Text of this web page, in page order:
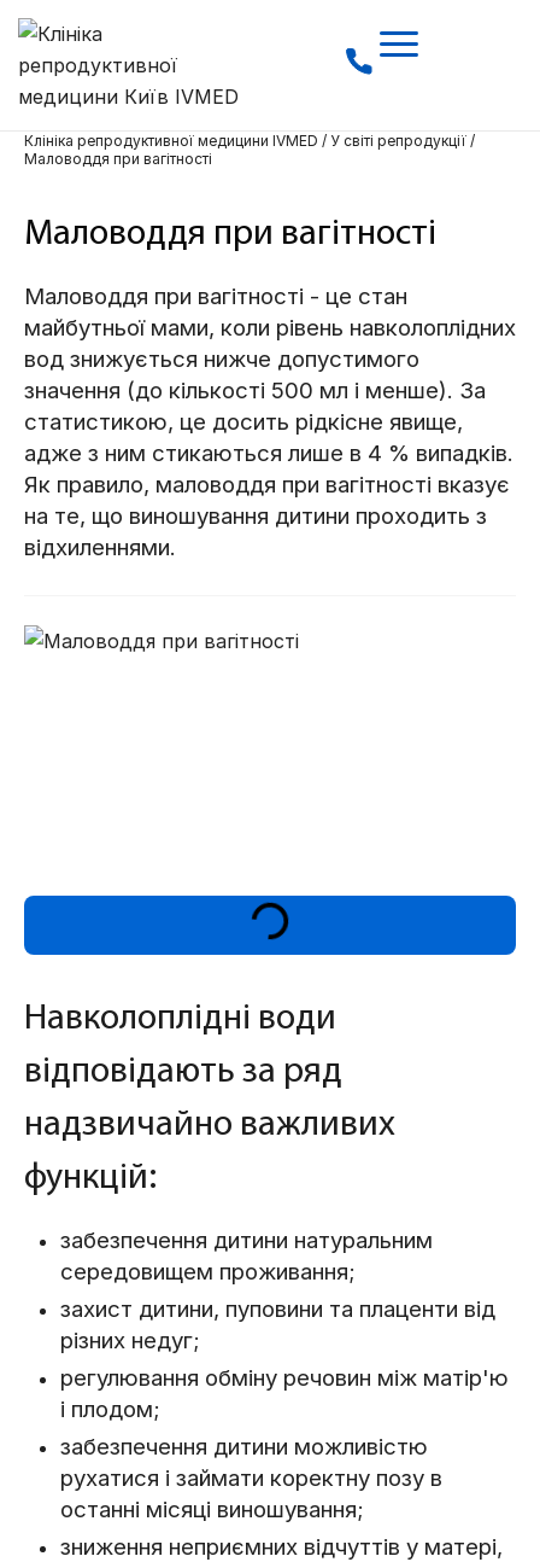
Клініка репродуктивної медицини IVMED / У світі репродукції /
Маловоддя при вагітності
Маловоддя при вагітності
Маловоддя при вагітності - це стан
майбутньої мами, коли рівень навколоплідних
вод знижується нижче допустимого
значення (до кількості 500 мл і менше). За
статистикою, це досить рідкісне явище,
адже з ним стикаються лише в 4 % випадків.
Як правило, маловоддя при вагітності вказує
на те, що виношування дитини проходить з
відхиленнями.
Навколоплідні води
відповідають за ряд
надзвичайно важливих
функцій:
забезпечення дитини натуральним
середовищем проживання;
захист дитини, пуповини та плаценти від
різних недуг;
регулювання обміну речовин між матір'ю
і плодом;
забезпечення дитини можливістю
рухатися і займати коректну позу в
останні місяці виношування;
зниження неприємних відчуттів у матері,